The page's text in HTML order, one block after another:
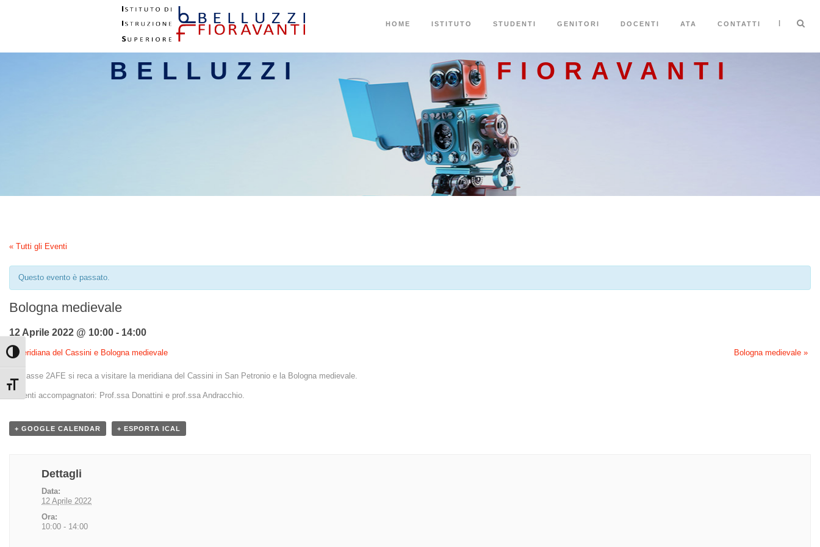
Attiva/disattiva alto contrasto
Attiva/disattiva dimensione testo
HOME ISTITUTO STUDENTI GENITORI DOCENTI ATA CONTATTI |
BELLUZZI FIORAVANTI
« Tutti gli Eventi
Questo evento è passato.
Bologna medievale
12 Aprile 2022 @ 10:00 - 14:00
Meridiana del Cassini e Bologna medievale Bologna medievale »
La classe 2AFE si reca a visitare la meridiana del Cassini in San Petronio e la Bologna medievale.
Docenti accompagnatori: Prof.ssa Donattini e prof.ssa Andracchio.
+ GOOGLE CALENDAR + ESPORTA ICAL
Dettagli
Data:
12 Aprile 2022
Ora:
10:00 - 14:00